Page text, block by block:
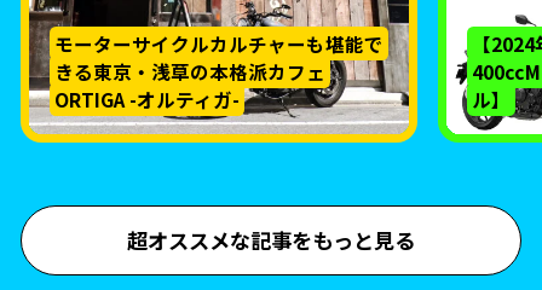
モーターサイクルカルチャーも堪能で
きる東京・浅草の本格派カフェ
ORTIGA -オルティガ-
【
ル】
超オススメな記事をもっと見る